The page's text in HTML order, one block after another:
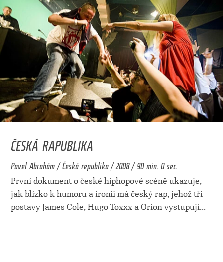
ČESKÁ RAPUBLIKA
Pavel Abrahám / Česká republika / 2008 / 90 min. 0 sec.
První dokument o české hiphopové scéně ukazuje,
jak blízko k humoru a ironii má český rap, jehož tři
postavy James Cole, Hugo Toxxx a Orion vystupují...